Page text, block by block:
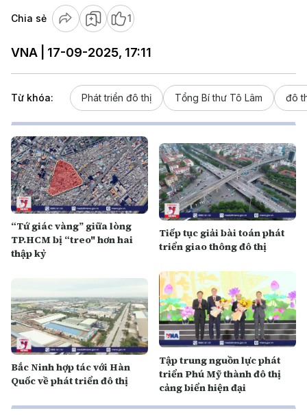
Chia sẻ 1
VNA | 17-09-2025, 17:11
Từ khóa: Phát triển đô thị Tổng Bí thư Tô Lâm đô
“Tứ giác vàng” giữa lòng
TP.HCM bị “treo" hơn hai
thập kỷ
Tiếp tục giải bài toán phát
triển giao thông đô thị
Bắc Ninh hợp tác với Hàn
Quốc về phát triển đô thị
Tập trung nguồn lực phát
triển Phú Mỹ thành đô thị
cảng biển hiện đại